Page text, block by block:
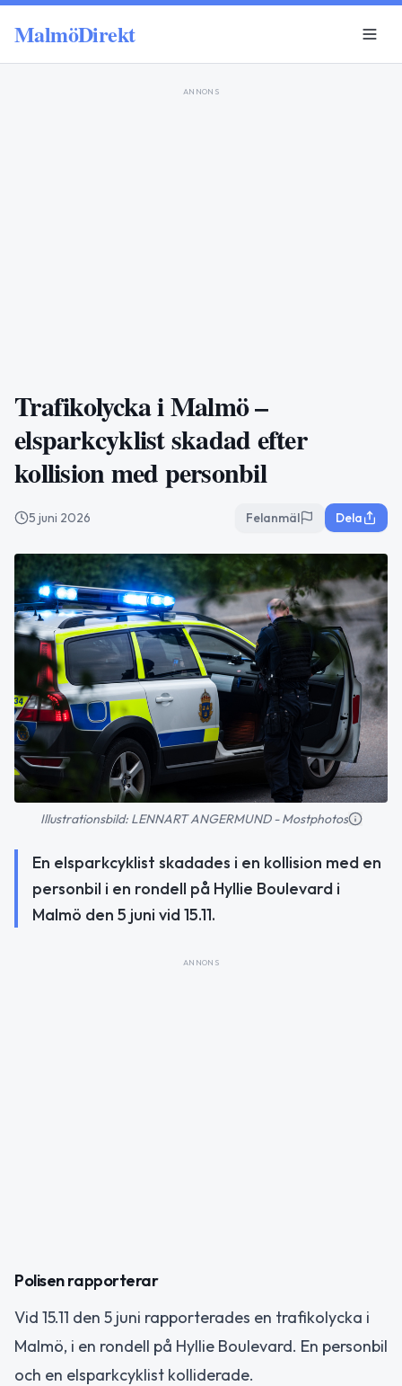
MalmöDirekt
ANNONS
Trafikolycka i Malmö –
elsparkcyklist skadad efter
kollision med personbil
5 juni 2026 Felanmäl Dela
Illustrationsbild: LENNART ANGERMUND - Mostphotos
En elsparkcyklist skadades i en kollision med en
personbil i en rondell på Hyllie Boulevard i
Malmö den 5 juni vid 15.11.
ANNONS
Polisen rapporterar
Vid 15.11 den 5 juni rapporterades en trafikolycka i
Malmö, i en rondell på Hyllie Boulevard. En personbil
och en elsparkcyklist kolliderade.